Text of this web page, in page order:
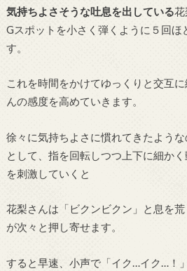
気持ちよさそうな吐息を出している花
Gスポットを小さく弾くように５回ほ
す。
これを時間をかけてゆっくりと交互
んの感度を高めていきます。
徐々に気持ちよさに慣れてきたよう
として、指を回転しつつ上下に細か
を刺激していくと
花梨さんは「ビクンビクン」と息を
が次々と押し寄せます。
すると早速、小声で「イク…イク…！